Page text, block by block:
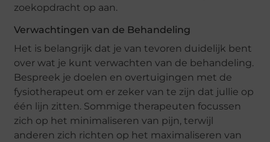
zoekopdracht op aan.
Verwachtingen van de Behandeling
Het is belangrijk dat je van tevoren duidelijk bent
over wat je kunt verwachten van de behandeling.
Bespreek je doelen en overtuigingen met de
fysiotherapeut om er zeker van te zijn dat jullie op
één lijn zitten. Sommige therapeuten focussen
zich op het minimaliseren van pijn, terwijl
anderen zich richten op het maximaliseren van